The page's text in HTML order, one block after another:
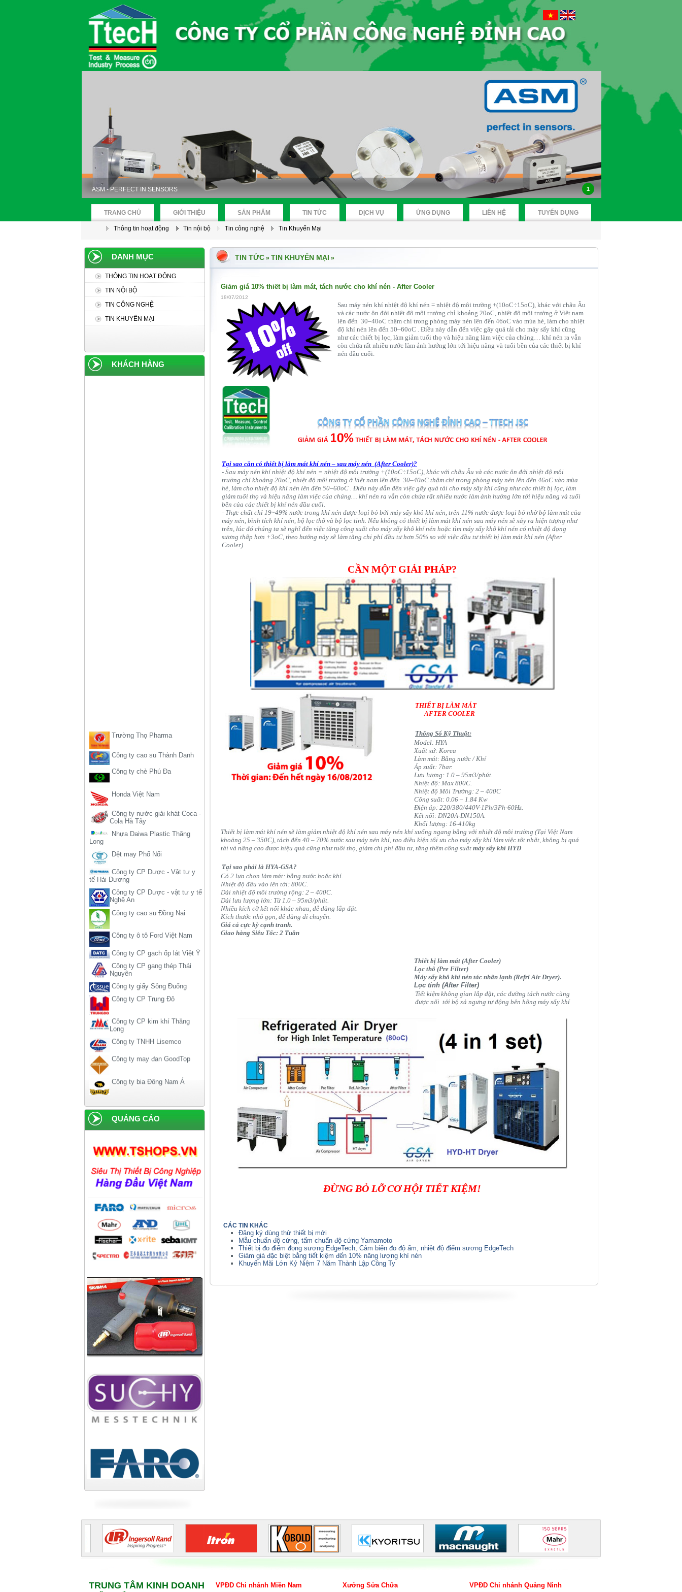
ASM - PERFECT IN SENSORS 1
TRANG CHỦ GIỚI THIỆU SẢN PHẨM TIN TỨC
Thông tin hoạt động Tin nội bộ Tin công nghệ Tin Khuyến Mại
DỊCH VỤ ỨNG DỤNG LIÊN HỆ TUYỂN DỤNG
DANH MỤC
THÔNG TIN HOẠT ĐỘNG
TIN NỘI BỘ
TIN CÔNG NGHỆ
TIN KHUYẾN MẠI
KHÁCH HÀNG
Công ty cao su Thành Danh
Công ty chè Phú Đa
Honda Việt Nam
Công ty nước giải khát Coca -
Nhựa Daiwa Plastic Thăng
Long
Dệt may Phố Nối
Công ty CP Dược - Vật tư y
tế Hải Dương
Công ty CP Dược - vật tư y tế
Nghệ An
Công ty cao su Đồng Nai
Công ty ô tô Ford Việt Nam
Công ty CP gạch ốp lát Việt Ý
Công ty CP gang thép Thái
Nguyên
Công ty giấy Sông Đuống
Công ty CP Trung Đô
Công ty CP kim khí Thăng
Công ty TNHH Lisemco
Công ty may đan GoodTop
Công ty bia Đông Nam Á
Công ty bia rượu Hà Nội
Công ty liên doanh American-
home
Công ty xi măng Hải Phòng
Công ty dược phẩm Becamex
Công ty bánh kẹo Hải Hà
Công ty bao bì Visy
Bình
Công ty gạch Thái Bình
Công ty thực phẩm Acecook
Nhà máy phân bón BACONCO
Công ty bia Thanh Hoa
Công ty TNHH Baw Heng
Steel Việt Nam
Công ty bia Việt Hà
Công ty TNHH công nghiệp
Broad Bright Sakura
Công ty xi măng Bút Sơn
Nhà máy cán thép Hòa Phát
Công ty TNHH cán thép Tam
Tiếp tục cập nhật
QUẢNG CÁO
TIN TỨC » TIN KHUYẾN MẠI »
Giảm giá 10% thiết bị làm mát, tách nước cho khí nén - After Cooler
18/07/2012
Sau máy nén khí nhiệt độ khí nén = nhiệt độ môi trường +(10oC÷15oC), khác với châu Âu
và các nước ôn đới nhiệt độ môi trường chỉ khoảng 20oC, nhiệt độ môi trường ở Việt nam
lên đến 30–40oC thậm chí trong phòng máy nén lên đến 46oC vào mùa hè, làm cho nhiệt
độ khí nén lên đến 50–60oC . Điều này dẫn đến việc gây quá tải cho máy sấy khí cũng
như các thiết bị lọc, làm giảm tuổi thọ và hiệu năng làm việc của chúng… khí nén ra vẫn
còn chứa rất nhiều nước làm ảnh hưởng lớn tới hiệu năng và tuổi bền của các thiết bị khí
nén đầu cuối.
Tại sao cần có thiết bị làm mát khí nén – sau máy nén (After Cooler)?
- Sau máy nén khí nhiệt độ khí nén = nhiệt độ môi trường +(10oC÷15oC), khác với châu Âu và các nước ôn đới nhiệt độ môi
trường chỉ khoảng 20oC, nhiệt độ môi trường ở Việt nam lên đến 30–40oC thậm chí trong phòng máy nén lên đến 46oC vào mùa
hè, làm cho nhiệt độ khí nén lên đến 50–60oC . Điều này dẫn đến việc gây quá tải cho máy sấy khí cũng như các thiết bị lọc, làm
giảm tuổi thọ và hiệu năng làm việc của chúng… khí nén ra vẫn còn chứa rất nhiều nước làm ảnh hưởng lớn tới hiệu năng và tuổi
bền của các thiết bị khí nén đầu cuối.
- Thực chất chỉ 19~49% nước trong khí nén được loại bỏ bởi máy sấy khô khí nén, trên 11% nước được loại bỏ nhờ bộ làm mát của
máy nén, bình tích khí nén, bộ lọc thô và bộ lọc tinh. Nếu không có thiết bị làm mát khí nén sau máy nén sẽ xảy ra hiện tượng như
trên, lúc đó chúng ta sẽ nghĩ đến việc tăng công suất cho máy sấy khô khí nén hoặc tìm máy sấy khô khí nén có nhiệt độ đọng
sương thấp hơn +3oC, theo hướng này sẽ làm tăng chi phí đầu tư hơn 50% so với việc đầu tư thiết bị làm mát khí nén (After
Cooler)
CẦN MỘT GIẢI PHÁP?
THIẾT BỊ LÀM MÁT
AFTER COOLER
Thông Số Kỹ Thuật:
Model: HYA
Xuất xứ: Korea
Làm mát: Bằng nước / Khí
Áp suất: 7bar.
Lưu lượng: 1.0 – 95m3/phút.
Nhiệt độ: Max 800C.
Nhiệt độ Môi Trường: 2 – 400C
Công suất: 0.06 – 1.84 Kw
Điện áp: 220/380/440V-1Ph/3Ph-60Hz.
Kết nối: DN20A-DN150A.
Khối lượng: 16-410kg
Thiết bị làm mát khí nén sẽ làm giảm nhiệt độ khí nén sau máy nén khí xuống ngang bằng với nhiệt độ môi trường (Tại Việt Nam
khoảng 25 – 350C), tách đến 40 – 70% nước sau máy nén khí, tạo điều kiện tối ưu cho máy sấy khí làm việc tốt nhất, không bị quá
tải và nâng cao được hiệu quả cũng như tuổi thọ, giảm chi phí đầu tư, tăng thêm công suất máy sấy khí HYD
Tại sao phải là HYA-GSA?
Có 2 lựa chọn làm mát: bằng nước hoặc khí.
Nhiệt độ đầu vào lên tới: 800C.
Dải nhiệt độ môi trường rộng: 2 – 400C.
Dải lưu lượng lớn: Từ 1.0 – 95m3/phút.
Nhiều kích cỡ kết nối khác nhau, dễ dàng lắp đặt.
Kích thước nhỏ gọn, dễ dàng di chuyển.
Giá cả cực kỳ cạnh tranh.
Giao hàng Siêu Tốc: 2 Tuần
Thiết bị làm mát (After Cooler)
Lọc thô (Pre Filter)
Máy sấy khô khí nén tác nhân lạnh (Refri Air Dryer).
Lọc tinh (After Filter)
Tiết kiệm không gian lắp đặt, các đường tách nước cùng
được nối tới bộ xả ngưng tự động bên hông máy sấy khí
ĐỪNG BỎ LỠ CƠ HỘI TIẾT KIỆM!
CÁC TIN KHÁC
Đăng ký dùng thử thiết bị mới
Mẫu chuẩn độ cứng, tấm chuẩn độ cứng Yamamoto
Thiết bị đo điểm đọng sương EdgeTech, Cảm biến đo độ ẩm, nhiệt độ điểm sương EdgeTech
Giảm giá đặc biệt bằng tiết kiệm đến 10% năng lượng khí nén
Khuyến Mãi Lớn Kỷ Niệm 7 Năm Thành Lập Công Ty
TRUNG TÂM KINH DOANH
VPĐD Chi nhánh Miền Nam Xưởng Sửa Chữa VPĐD Chi nhánh Quảng Ninh